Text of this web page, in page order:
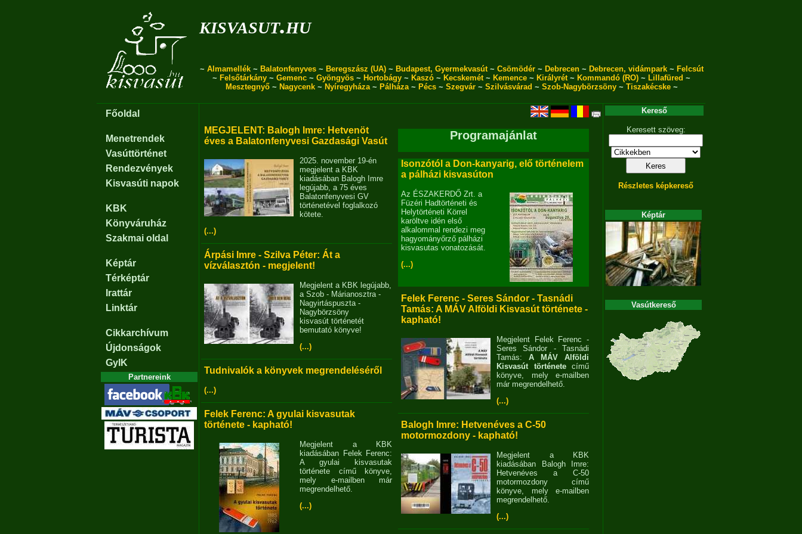
kisvasut.hu
~ Almamellék~ Balatonfenyves~ Beregszász (UA)~ Budapest, Gyermekvasút~ Csömödér~ Debrecen~ Debrecen, vidámpark~ Felcsút
~ Felsőtárkány ~ Gemenc ~ Gyöngyös ~ Hortobágy ~ Kaszó ~ Kecskemét~ Kemence ~ Királyrét~ Kommandó (RO) ~ Lillafüred ~
Mesztegnyő~ Nagycenk~ Nyíregyháza~ Pálháza~ Pécs~ Szegvár~ Szilvásvárad ~ Szob-Nagybörzsöny~ Tiszakécske~
Főoldal
Menetrendek
Vasúttörténet
Rendezvények
Kisvasúti napok
KBK
Könyváruház
Szakmai oldal
Képtár
Térképtár
Irattár
Linktár
Cikkarchívum
Újdonságok
GyIK
Partnereink
MEGJELENT: Balogh Imre: Hetvenöt
éves a Balatonfenyvesi Gazdasági Vasút
2025. november 19-én
megjelent a KBK
kiadásában Balogh Imre
legújabb, a 75 éves
Balatonfenyvesi GV
történetével foglalkozó
kötete.
(...)
Árpási Imre - Szilva Péter: Át a
vízválasztón - megjelent!
Megjelent a KBK legújabb,
a Szob - Márianosztra -
Nagyirtáspuszta -
Nagybörzsöny
kisvasút történetét
bemutató könyve!
(...)
Tudnivalók a könyvek megrendeléséről
(...)
Felek Ferenc: A gyulai kisvasutak
története - kapható!
Megjelent a KBK
kiadásában Felek Ferenc:
A gyulai kisvasutak
története című könyve,
mely e-mailben már
megrendelhető.
(...)
Programajánlat
Isonzótól a Don-kanyarig, elő történelem
a pálházi kisvasúton
Az ÉSZAKERDŐ Zrt. a
Füzéri Hadtörténeti és
Helytörténeti Körrel
karöltve idén első
alkalommal rendezi meg
hagyományőrző pálházi
kisvasutas vonatozását.
(...)
Felek Ferenc - Seres Sándor - Tasnádi
Tamás: A MÁV Alföldi Kisvasút története -
kapható!
Megjelent Felek Ferenc -
Seres Sándor - Tasnádi
Tamás: A MÁV Alföldi
Kisvasút története című
könyve, mely e-mailben
már megrendelhető.
(...)
Balogh Imre: Hetvenéves a C-50
motormozdony - kapható!
Megjelent a KBK
kiadásában Balogh Imre:
Hetvenéves a C-50
motormozdony című
könyve, mely e-mailben
megrendelhető.
(...)
Kereső
Keresett szöveg:
Részletes képkereső
Képtár
Vasútkereső